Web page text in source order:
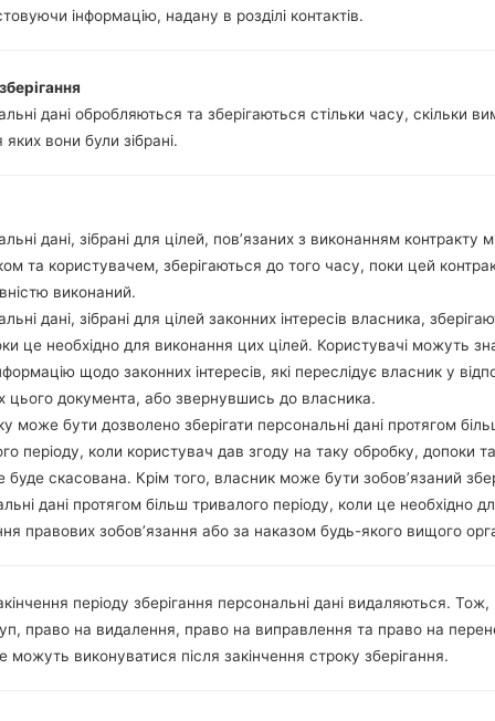
7.1.1
Android Nougat
Android Nougat
7.1.1
Android Nougat
7.1.1
Android Nougat
Android Nougat
Android Nougat
інформацію, надану в розділі контактів.
дані обробляються та зберігаються стільки часу, скільки
яких вони були зібрані.
дані, зібрані для цілей, пов’язаних з виконанням контракту
та користувачем, зберігаються до того часу, поки цей
виконаний.
дані, зібрані для цілей законних інтересів власника,
це необхідно для виконання цих цілей. Користувачі можуть
щодо законних інтересів, які переслідує власник у
цього документа, або звернувшись до власника.
може бути дозволено зберігати персональні дані протягом
періоду, коли користувач дав згоду на таку обробку, допоки
буде скасована. Крім того, власник може бути зобов’язаний
дані протягом більш тривалого періоду, коли це необхідно
правових зобов’язання або за наказом будь-якого вищого
періоду зберігання персональні дані видаляються.
право на видалення, право на виправлення та право на
можуть виконуватися після закінчення строку зберігання.